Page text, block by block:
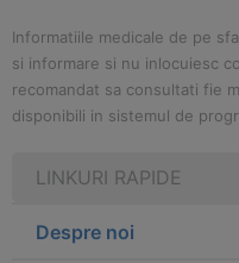
Informatiile medicale de pe
si informare si nu inlocuiesc
recomandat sa consultati fie
disponibili in sistemul de
LINKURI RAPIDE
Despre noi